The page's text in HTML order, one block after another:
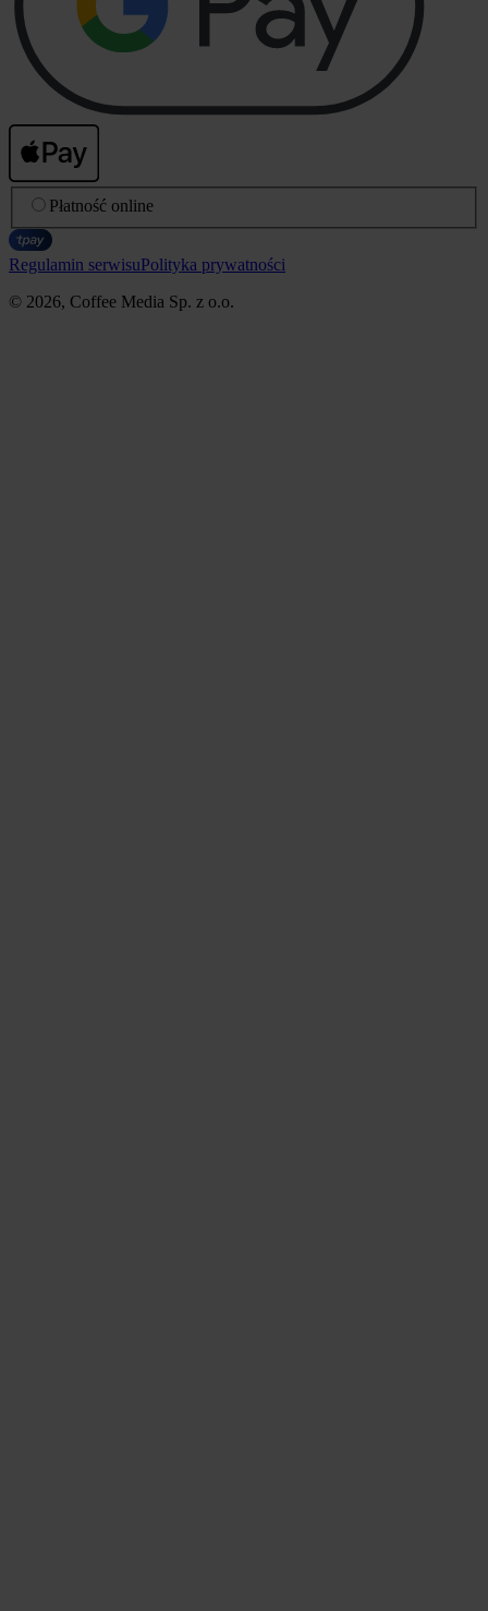
Płatność online
Regulamin serwisuPolityka prywatności
© 2026, Coffee Media Sp. z o.o.